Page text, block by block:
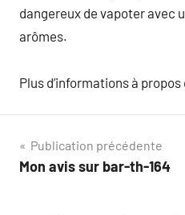
dangereux de vapoter avec
arômes.
Plus d’informations à propos
Navigation
de
Publication précédente
Mon avis sur bar-th-164